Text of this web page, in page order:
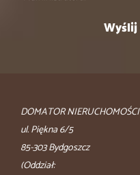
DOMATOR NIERUCHOMOŚCI
ul. Piękna 6/5
85-303 Bydgoszcz
(Oddział: